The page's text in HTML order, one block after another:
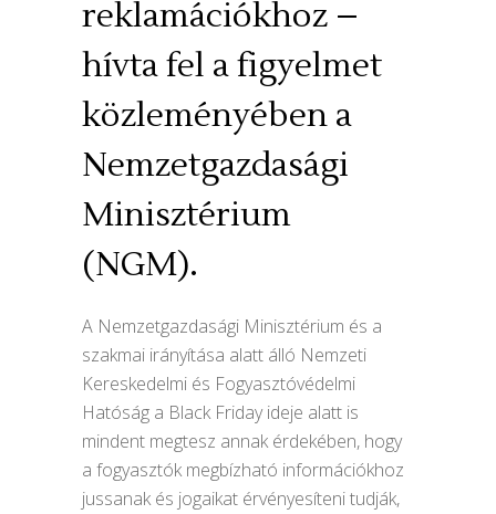
reklamációkhoz –
hívta fel a figyelmet
közleményében a
Nemzetgazdasági
Minisztérium
(NGM).
A Nemzetgazdasági Minisztérium és a
szakmai irányítása alatt álló Nemzeti
Kereskedelmi és Fogyasztóvédelmi
Hatóság a Black Friday ideje alatt is
mindent megtesz annak érdekében, hogy
a fogyasztók megbízható információkhoz
jussanak és jogaikat érvényesíteni tudják,